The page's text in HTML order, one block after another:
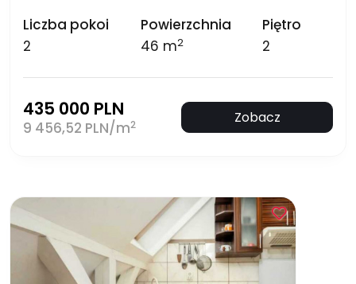
Liczba pokoi
2
Powierzchnia
46 m2
Piętro
2
435 000 PLN
9 456,52 PLN/m2 Zobacz